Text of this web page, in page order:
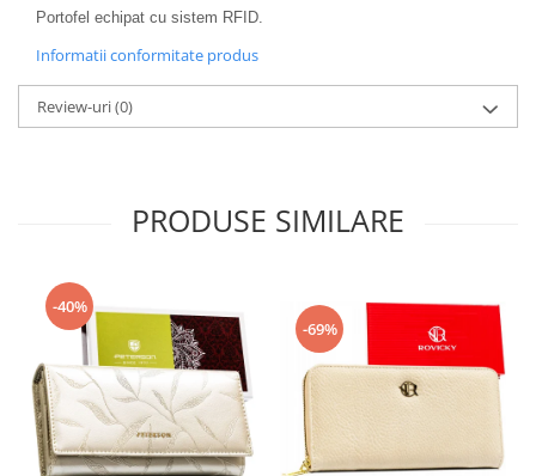
Portofel echipat cu sistem RFID.
Informatii conformitate produs
Review-uri(0)
PRODUSE SIMILARE
-40%
-69%